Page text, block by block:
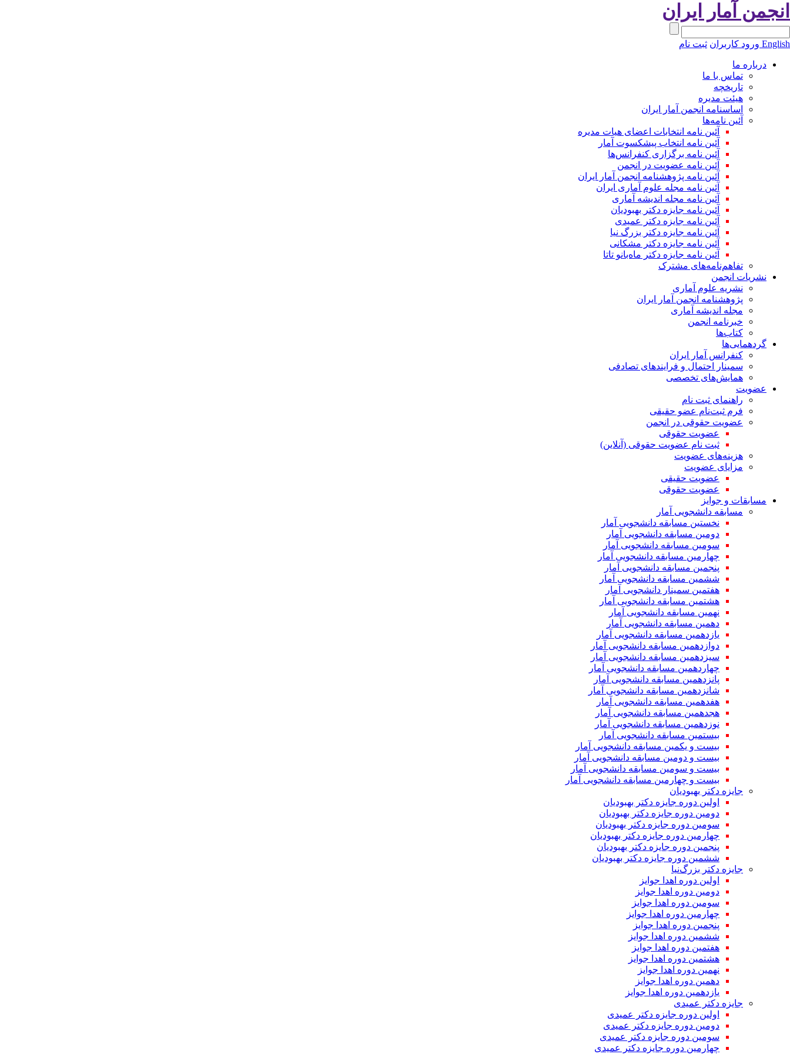
انجمن آمار ایران
English ورود کاربران ثبت نام
درباره ما
تماس با ما
تاریخچه
هیئت مدیره
اساسنامه انجمن آمار ایران
آئین نامه‌ها
آئین نامه انتخابات اعضای هیات مدیره
آئین نامه انتخاب پیشکسوت آمار
آئین نامه برگزاری کنفرانس‌ها
آئین نامه عضویت در انجمن
آئین نامه پژوهشنامه انجمن آمار ایران
آئین نامه مجله علوم آماری ایران
آئین نامه مجله اندیشه آماری
آئین‌ نامه جایزه دکتر بهبودیان
آئین نامه جایزه دکتر عمیدی
آئین نامه جایزه دکتر بزرگ نیا
آئین نامه جایزه دکتر مشکانی
آئین نامه جایزه دکتر ماه‌بانو تاتا
تفاهم‌نامه‌های مشترک
نشریات انجمن
نشریه علوم آماری
پژوهشنامه انجمن آمار ایران
مجله اندیشه آماری
خبرنامه انجمن
کتاب‌ها
گردهمایی‌ها
کنفرانس آمار ایران
سمینار احتمال و فرایندهای تصادفی
همایش‌های تخصصی
عضویت
راهنمای ثبت نام
فرم ثبت‌نام عضو حقیقی
عضویت حقوقی در انجمن
عضویت حقوقی
ثبت نام عضویت حقوقی (آنلاین)
هزینه‌های عضویت
مزایای عضویت
عضویت حقیقی
عضویت حقوقی
مسابقات و جوایز
مسابقه دانشجویی آمار
نخستین مسابقه دانشجویی آمار
دومین مسابقه دانشجویی آمار
سومین مسابقه دانشجویی آمار
چهارمین مسابقه دانشجویی آمار
پنجمین مسابقه دانشجویی آمار
ششمین مسابقه دانشجویی آمار
هفتمین سمینار دانشجویی آمار
هشتمین مسابقه دانشجویی آمار
نهمین مسابقه دانشجویی آمار
دهمین مسابقه دانشجویی آمار
یازدهمین مسابقه دانشجویی آمار
دوازدهمین مسابقه دانشجویی آمار
سیزدهمین مسابقه دانشجویی آمار
چهاردهمین مسابقه دانشجویی آمار
پانزدهمین مسابقه دانشجویی آمار
شانزدهمین مسابقه دانشجویی آمار
هفدهمین مسابقه دانشجویی آمار
هجدهمین مسابقه دانشجویی آمار
نوزدهمین مسابقه دانشجویی آمار
بیستمین مسابقه دانشجویی آمار
بیست و یکمین مسابقه دانشجویی آمار
بیست و دومین مسابقه دانشجویی آمار
بیست و سومین مسابقه دانشجویی آمار
بیست و چهارمین مسابقه دانشجویی آمار
جایزه دکتر بهبودیان
اولین دوره جایزه دکتر بهبودیان
دومین دوره جایزه دکتر بهبودیان
سومین دوره جایزه دکتر بهبودیان
چهارمین دوره جایزه دکتر بهبودیان
پنجمین دوره جایزه دکتر بهبودیان
ششمین دوره جایزه دکتر بهبودیان
جایزه دکتر بزرگ‌نیا
اولین دوره اهدا جوایز
دومین دوره اهدا جوایز
سومین دوره اهدا جوایز
چهارمین دوره اهدا جوایز
پنجمین دوره اهدا جوایز
ششمین دوره اهدا جوایز
هفتمین دوره اهدا جوایز
هشتمین دوره اهدا جوایز
نهمین دوره اهدا جوایز
دهمین دوره اهدا جوایز
یازدهمین دوره اهدا جوایز
جایزه دکتر عمیدی
اولین دوره جایزه دکتر عمیدی
دومین دوره جایزه دکتر عمیدی
سومین دوره جایزه دکتر عمیدی
چهارمین دوره جایزه دکتر عمیدی